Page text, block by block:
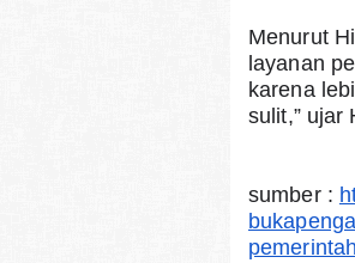
Menurut
layanan
karena
sulit,” ujar
sumber :